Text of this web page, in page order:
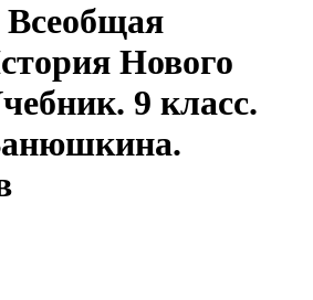
Нового
9 класс.